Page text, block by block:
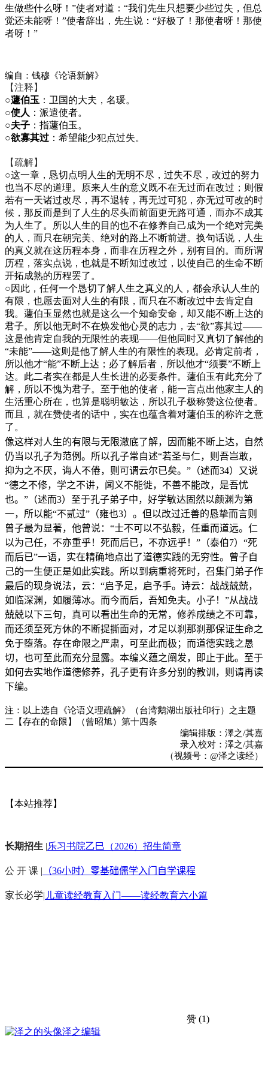
生做些什么呀！”使者对道：“我们先生只想要少些过失，但总
觉还未能呀！”使者辞出，先生说：“好极了！那使者呀！那使
者呀！”
编自：钱穆《论语新解》
【注释】
○蘧伯玉 ：卫国的大夫，名瑗。
○使人 ：派遣使者。
○夫子 ：指蘧伯玉。
○欲寡其过 ：希望能少犯点过失。
【疏解】
○这一章，恳切点明人生的无明不尽，过失不尽，改过的努力
也当不尽的道理。原来人生的意义既不在无过而在改过；则假
若有一天诸过改尽，再不退转，再无过可犯，亦无过可改的时
候，那反而是到了人生的尽头而前面更无路可通，而亦不成其
为人生了。所以人生的目的也不在修养自己成为一个绝对完美
的人，而只在朝完美、绝对的路上不断前进。换句话说，人生
的真义就在这历程本身，而非在历程之外，别有目的。而所谓
历程，落实点说，也就是不断知过改过，以使自己的生命不断
开拓成熟的历程罢了。
○因此，任何一个恳切了解人生之真义的人，都会承认人生的
有限，也愿去面对人生的有限，而只在不断改过中去肯定自
我。蘧伯玉显然也就是这么一个知命安命，却又能不断上达的
君子。所以他无时不在焕发他心灵的志力，去“欲”寡其过——
这是他肯定自我的无限性的表现——但他同时又真切了解他的
“未能”——这则是他了解人生的有限性的表现。必肯定前者，
所以他才“能”不断上达；必了解后者，所以他才“须要”不断上
达。此二者实在都是人生长进的必要条件。蘧伯玉有此充分了
解，所以不愧为君子。至于他的使者，能一言点出他家主人的
生活重心所在，也算是聪明敏达，所以孔子极称赞这位使者。
而且，就在赞使者的话中，实在也蕴含着对蘧伯玉的称许之意
了。
像这样对人生的有限与无限澈底了解，因而能不断上达，自然
仍当以孔子为范例。所以孔子常自述“若圣与仁，则吾岂敢，
抑为之不厌，诲人不倦，则可谓云尔已矣。”（述而34）又说
“德之不修，学之不讲，闻义不能徙，不善不能改，是吾忧
也。”（述而3）至于孔子弟子中，好学敏达固然以颜渊为第
一，所以能“不贰过”（雍也3）。但以改过迁善的恳挚而言则
曾子最为显著，他曾说：“士不可以不弘毅，任重而道远。仁
以为己任，不亦重乎！死而后已，不亦远乎！”（泰伯7）“死
而后已”一语，实在精确地点出了道德实践的无穷性。曾子自
己的一生便正是如此实践。所以到病重将死时，召集门弟子作
最后的现身说法，云：“启予足，启予手。诗云：战战兢兢，
如临深渊，如履薄冰。而今而后，吾知免夫。小子！”从战战
兢兢以下三句，真可以看出生命的无常，修养成绩之不可靠，
而还须至死方休的不断提撕面对，才足以刹那刹那保证生命之
免于堕落。存在命限之严肃，可至此而极；而道德实践之恳
切，也可至此而充分显露。本编义蕴之阐发，即止于此。至于
如何去实地作道德修养，孔子更有许多分别的教训，则请再读
下编。
注：以上选自《论语义理疏解》（台湾鹅湖出版社印行）之主题
二【存在的命限】（曾昭旭）第十四条
编辑排版：澤之/其嘉
录入校对：澤之/其嘉
（视频号：@泽之读经）
【本站推荐】
长期招生 |乐习书院乙巳（2026）招生简章
公 开 课 | （36小时）零基础儒学入门自学课程
家长必学| 儿童读经教育入门——读经教育六小篇
赞 (1)
泽之编辑